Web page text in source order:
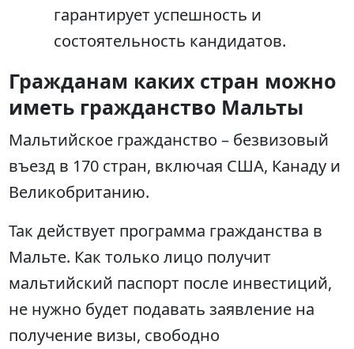
гарантирует успешность и
состоятельность кандидатов.
Гражданам каких стран можно
иметь гражданство Мальты
Мальтийское гражданство – безвизовый
въезд в 170 стран, включая США, Канаду и
Великобританию.
Так действует программа гражданства в
Мальте. Как только лицо получит
мальтийский паспорт после инвестиций,
не нужно будет подавать заявление на
получение визы, свободно